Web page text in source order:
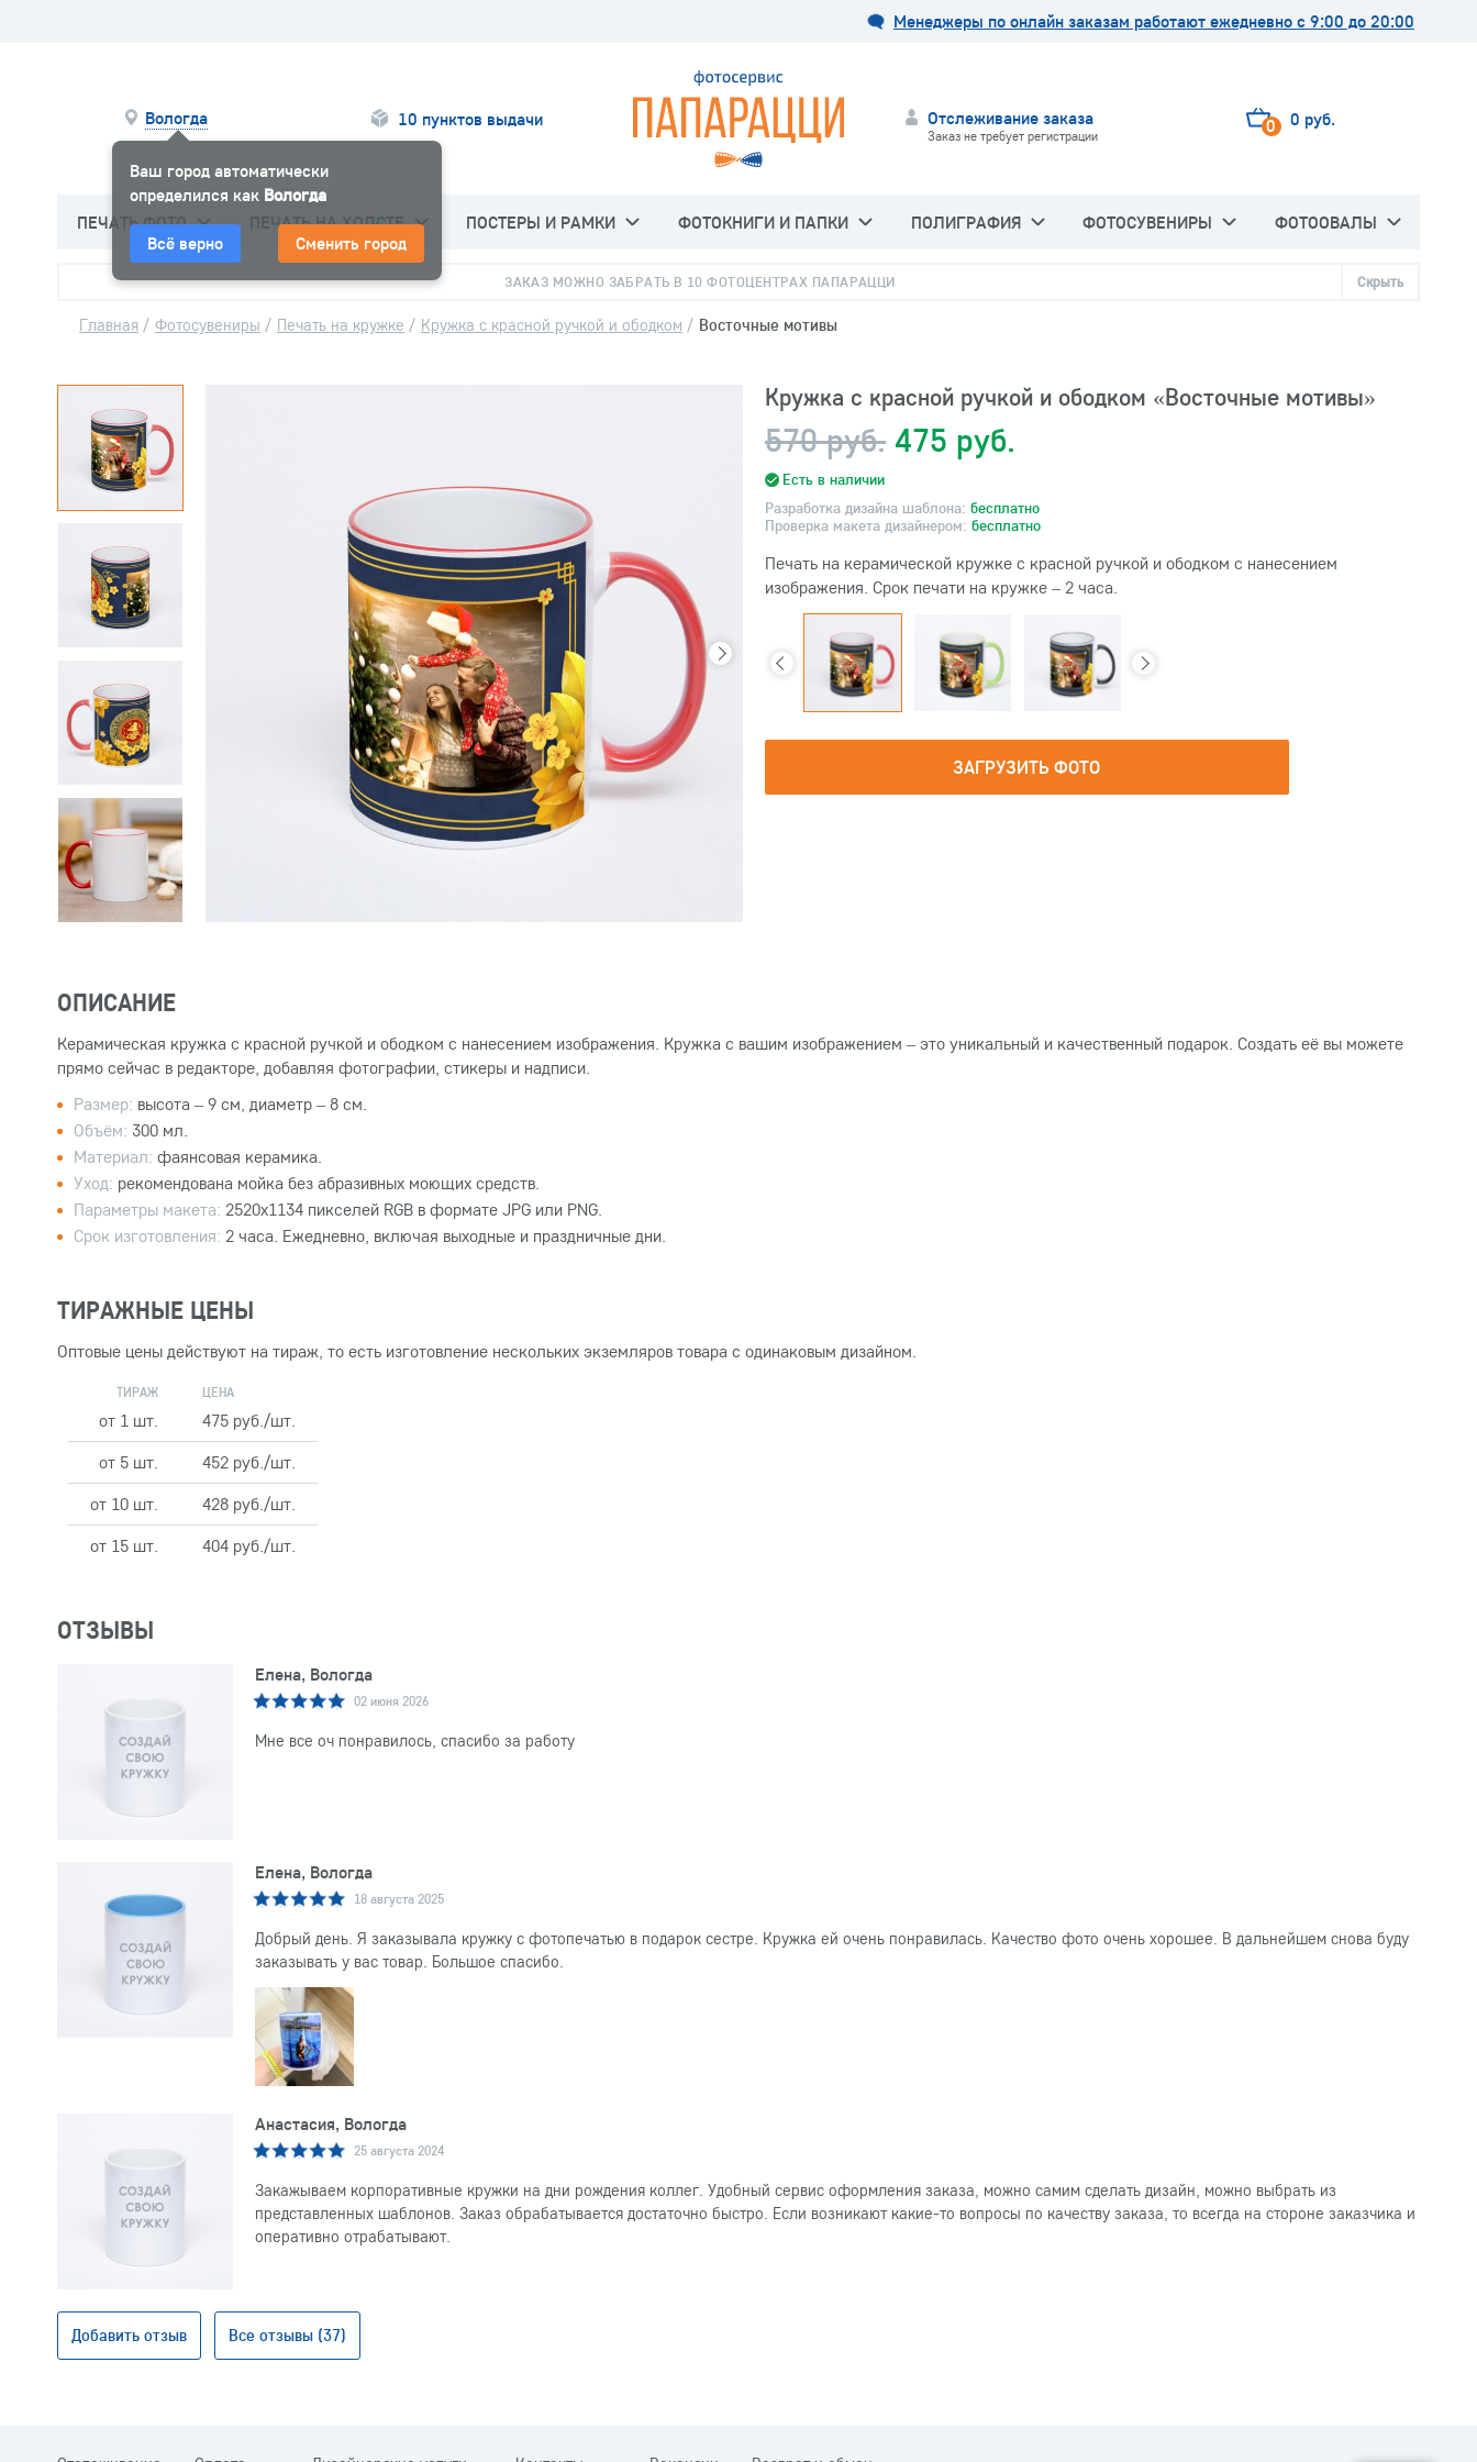
Менеджеры по онлайн заказам работают ежедневно с 9:00 до 20:00
Вологда
Ваш город автоматически
определился как Вологда
Всё верно Сменить город
10 пунктов выдачи Отслеживание заказа
Заказ не требует регистрации 0 0 руб.
ПЕЧАТЬ ФОТО ПЕЧАТЬ НА ХОЛСТЕ ПОСТЕРЫ И РАМКИ ФОТОКНИГИ И ПАПКИ ПОЛИГРАФИЯ ФОТОСУВЕНИРЫ ФОТООВАЛЫ
ЗАКАЗ МОЖНО ЗАБРАТЬ В 10 ФОТОЦЕНТРАХ ПАПАРАЦЦИ Скрыть
Главная / Фотосувениры / Печать на кружке / Кружка с красной ручкой и ободком / Восточные мотивы
Кружка с красной ручкой и ободком «Восточные мотивы»
570 руб. 475 руб.
Есть в наличии
Разработка дизайна шаблона: бесплатно
Проверка макета дизайнером: бесплатно
Печать на керамической кружке с красной ручкой и ободком с нанесением
изображения. Срок печати на кружке – 2 часа.
ЗАГРУЗИТЬ ФОТО
ОПИСАНИЕ
Керамическая кружка с красной ручкой и ободком с нанесением изображения. Кружка с вашим изображением – это уникальный и качественный подарок. Создать её вы можете
прямо сейчас в редакторе, добавляя фотографии, стикеры и надписи.
Размер: высота – 9 см, диаметр – 8 см.
Объём: 300 мл.
Материал: фаянсовая керамика.
Уход: рекомендована мойка без абразивных моющих средств.
Параметры макета: 2520x1134 пикселей RGB в формате JPG или PNG.
Срок изготовления: 2 часа. Ежедневно, включая выходные и праздничные дни.
ТИРАЖНЫЕ ЦЕНЫ
Оптовые цены действуют на тираж, то есть изготовление нескольких экземляров товара с одинаковым дизайном.
ТИРАЖ ЦЕНА
от 1 шт.
475 руб./шт.
от 5 шт.
452 руб./шт.
от 10 шт.
428 руб./шт.
от 15 шт.
404 руб./шт.
ОТЗЫВЫ
Елена, Вологда
02 июня 2026
Мне все оч понравилось, спасибо за работу
Елена, Вологда
18 августа 2025
Добрый день. Я заказывала кружку с фотопечатью в подарок сестре. Кружка ей очень понравилась. Качество фото очень хорошее. В дальнейшем снова буду
заказывать у вас товар. Большое спасибо.
Анастасия, Вологда
25 августа 2024
Закажываем корпоративные кружки на дни рождения коллег. Удобный сервис оформления заказа, можно самим сделать дизайн, можно выбрать из
представленных шаблонов. Заказ обрабатывается достаточно быстро. Если возникают какие-то вопросы по качеству заказа, то всегда на стороне заказчика и
оперативно отрабатывают.
Добавить отзыв Все отзывы (37)